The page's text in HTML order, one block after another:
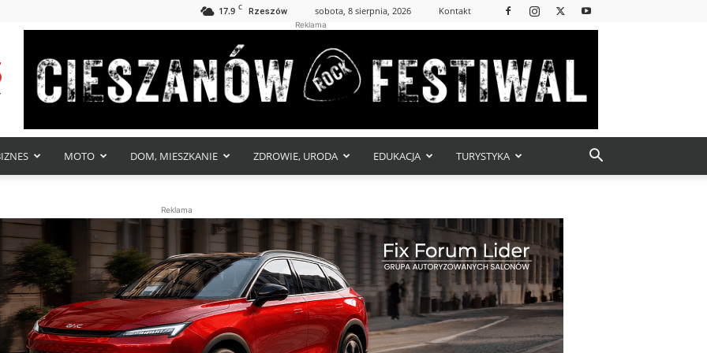
17.9 C Rzeszów sobota, 8 sierpnia, 2026 Kontakt
Reklama
MOTO DOM, MIESZKANIE ZDROWIE, URODA EDUKACJA TURYSTYKA
Reklama